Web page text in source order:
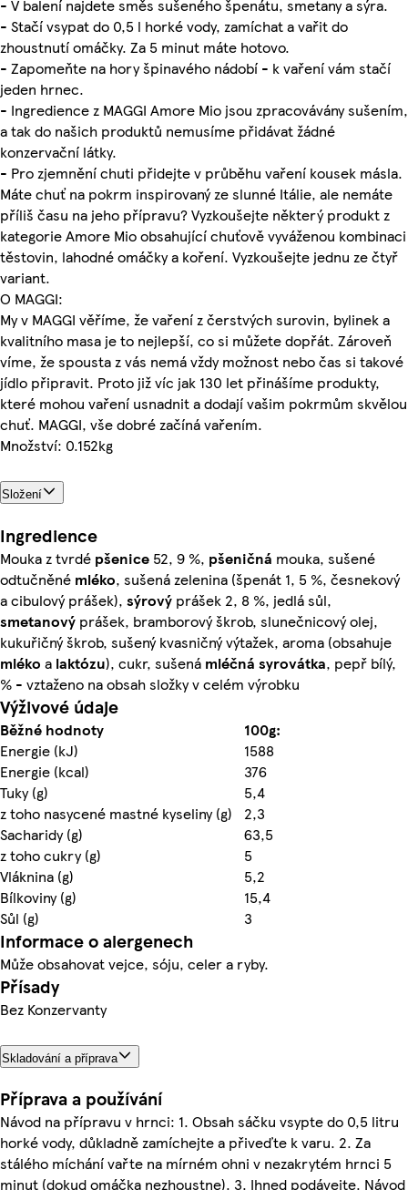
- V balení najdete směs sušeného špenátu, smetany a sýra.
- Stačí vsypat do 0,5 l horké vody, zamíchat a vařit do
zhoustnutí omáčky. Za 5 minut máte hotovo.
- Zapomeňte na hory špinavého nádobí - k vaření vám stačí
jeden hrnec.
- Ingredience z MAGGI Amore Mio jsou zpracovávány sušením,
a tak do našich produktů nemusíme přidávat žádné
konzervační látky.
- Pro zjemnění chuti přidejte v průběhu vaření kousek másla.
Máte chuť na pokrm inspirovaný ze slunné Itálie, ale nemáte
příliš času na jeho přípravu? Vyzkoušejte některý produkt z
kategorie Amore Mio obsahující chuťově vyváženou kombinaci
těstovin, lahodné omáčky a koření. Vyzkoušejte jednu ze čtyř
variant.
O MAGGI:
My v MAGGI věříme, že vaření z čerstvých surovin, bylinek a
kvalitního masa je to nejlepší, co si můžete dopřát. Zároveň
víme, že spousta z vás nemá vždy možnost nebo čas si takové
jídlo připravit. Proto již víc jak 130 let přinášíme produkty,
které mohou vaření usnadnit a dodají vašim pokrmům skvělou
chuť. MAGGI, vše dobré začíná vařením.
Množství: 0.152kg
Složení
Ingredience
Mouka z tvrdé pšenice 52, 9 %, pšeničná mouka, sušené
odtučněné mléko, sušená zelenina (špenát 1, 5 %, česnekový
a cibulový prášek), sýrový prášek 2, 8 %, jedlá sůl,
smetanový prášek, bramborový škrob, slunečnicový olej,
kukuřičný škrob, sušený kvasničný výtažek, aroma (obsahuje
mléko a laktózu), cukr, sušená mléčná syrovátka, pepř bílý,
% - vztaženo na obsah složky v celém výrobku
Výživové údaje
Běžné hodnoty
100g:
Energie (kJ)
1588
Energie (kcal)
376
Tuky (g)
5,4
z toho nasycené mastné kyseliny (g)
2,3
Sacharidy (g)
63,5
z toho cukry (g)
5
Vláknina (g)
5,2
Bílkoviny (g)
15,4
Sůl (g)
3
Informace o alergenech
Může obsahovat vejce, sóju, celer a ryby.
Přísady
Bez Konzervanty
Skladování a příprava
Příprava a používání
Návod na přípravu v hrnci: 1. Obsah sáčku vsypte do 0,5 litru
horké vody, důkladně zamíchejte a přiveďte k varu. 2. Za
stálého míchání vařte na mírném ohni v nezakrytém hrnci 5
minut (dokud omáčka nezhoustne). 3. Ihned podávejte. Návod